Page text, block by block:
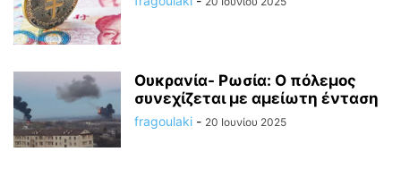
Ουκρανία- Ρωσία: Ο πόλεμος
συνεχίζεται με αμείωτη ένταση
fragoulaki - 20 Ιουνίου 2025